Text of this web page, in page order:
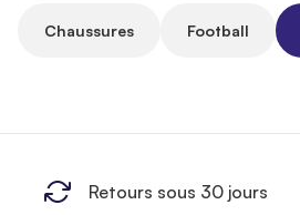
Chaussures Football
Retours sous 30 jours